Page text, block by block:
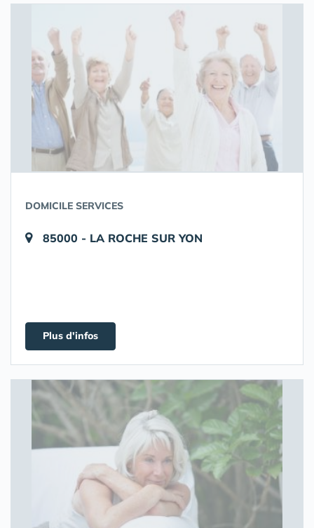
DOMICILE SERVICES
85000 - LA ROCHE SUR YON
Plus d'infos